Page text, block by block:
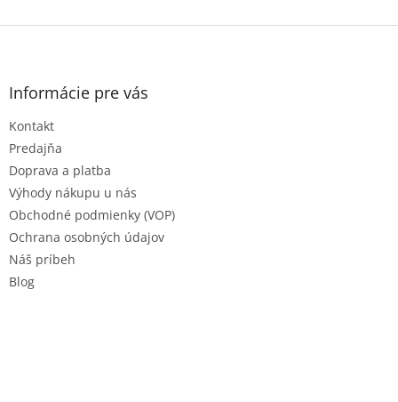
Z
Informácie pre vás
Kontakt
Predajňa
Doprava a platba
Výhody nákupu u nás
Obchodné podmienky (VOP)
Ochrana osobných údajov
Náš príbeh
Blog